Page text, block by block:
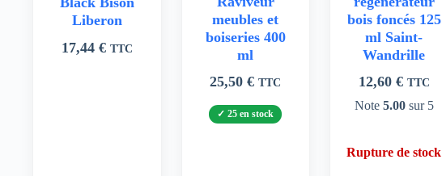
Liberon
17,44 € TTC
meubles et
boiseries 400
ml
25,50€ TTC
25 en stock
bois foncés 125
ml Saint-
Wandrille
12,60 € TTC
Note 5.00sur 5
Rupture de stock